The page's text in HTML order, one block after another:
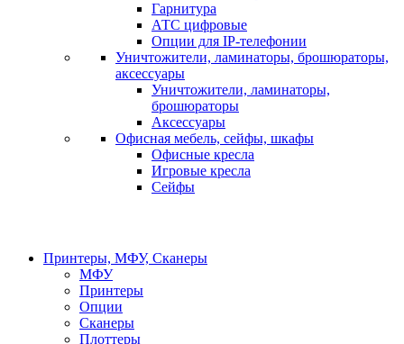
Гарнитура
АТС цифровые
Опции для IP-телефонии
Уничтожители, ламинаторы, брошюраторы,
аксессуары
Уничтожители, ламинаторы,
брошюраторы
Аксессуары
Офисная мебель, сейфы, шкафы
Офисные кресла
Игровые кресла
Сейфы
Принтеры, МФУ, Сканеры
МФУ
Принтеры
Опции
Сканеры
Плоттеры